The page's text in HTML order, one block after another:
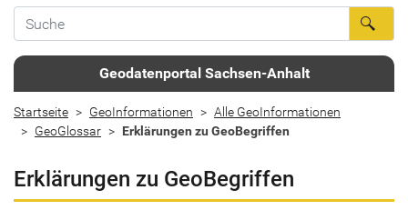
Geodatenportal Sachsen-Anhalt
Startseite GeoInformationen
Alle GeoInformationen
GeoGlossar
Erklärungen zu GeoBegriffen
Erklärungen zu GeoBegriffen